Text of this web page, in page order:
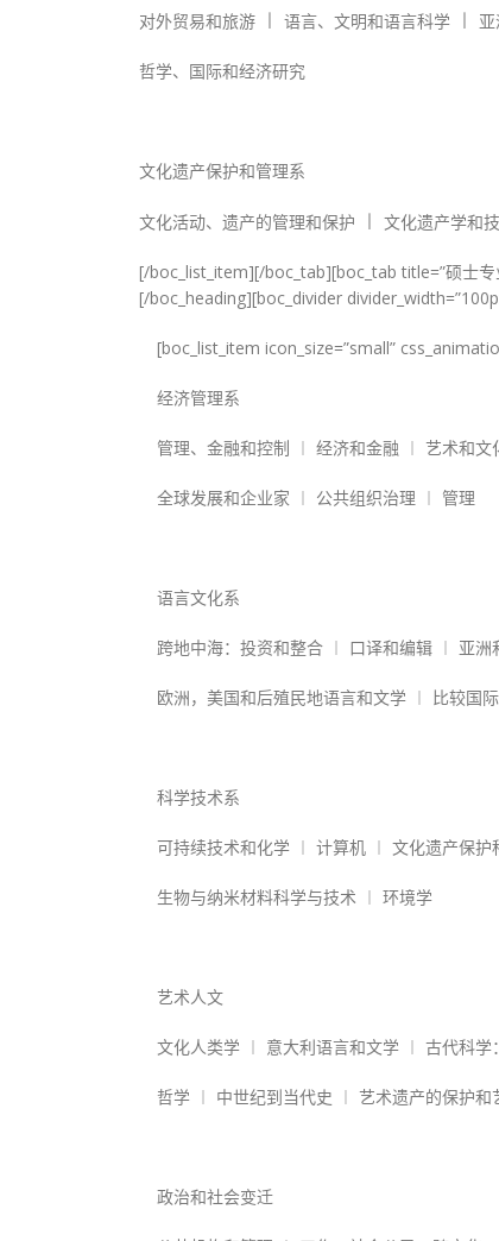
对外贸易和旅游 ︱ 语言、文明和语言科学 ︱
哲学、国际和经济研究
文化遗产保护和管理系
文化活动、遗产的管理和保护 ︱ 文化遗产学和
[/boc_list_item][/boc_tab][boc_tab title=”硕士专
[/boc_heading][boc_divider
[boc_list_item icon_size=”small”
经济管理系
管理、金融和控制 ︱ 经济和金融 ︱ 艺术和
全球发展和企业家 ︱ 公共组织治理 ︱ 管理
语言文化系
跨地中海：投资和整合 ︱ 口译和编辑 ︱ 亚
欧洲，美国和后殖民地语言和文学 ︱ 比较国
科学技术系
可持续技术和化学 ︱ 计算机 ︱ 文化遗产保护
生物与纳米材料科学与技术 ︱ 环境学
艺术人文
文化人类学 ︱ 意大利语言和文学 ︱ 古代科
哲学 ︱ 中世纪到当代史 ︱ 艺术遗产的保护
政治和社会变迁